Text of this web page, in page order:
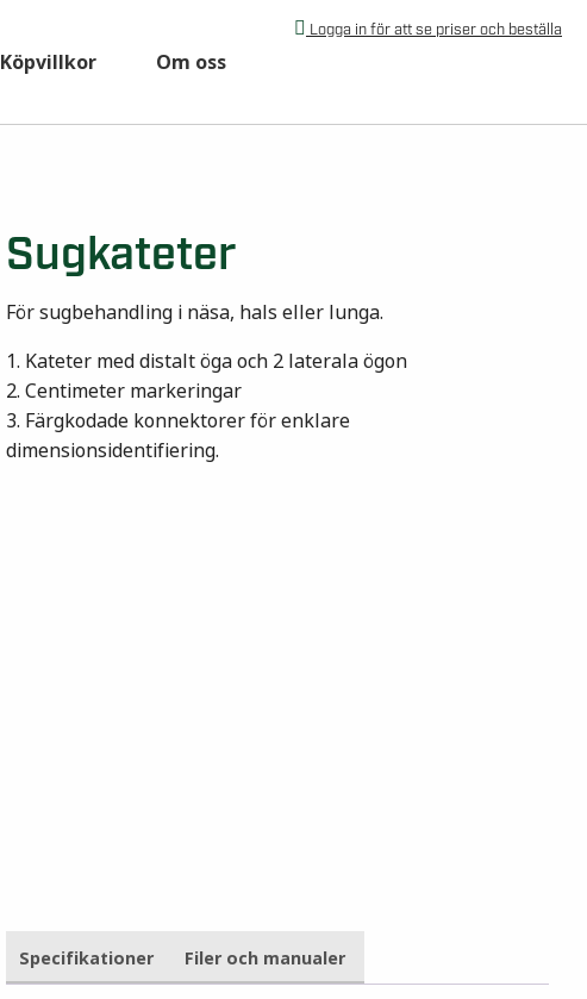
Köpvillkor Om oss
Logga in för att se priser och beställa
Sugkateter
För sugbehandling i näsa, hals eller lunga.
1. Kateter med distalt öga och 2 laterala ögon
2. Centimeter markeringar
3. Färgkodade konnektorer för enklare
dimensionsidentifiering.
Specifikationer Filer och manualer